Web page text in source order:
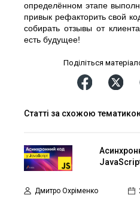
определённом этапе
привык рефакторить свой
собирать отзывы от
есть будущее!
Поділіться
Статті за схожою
Дмитро Охріменко